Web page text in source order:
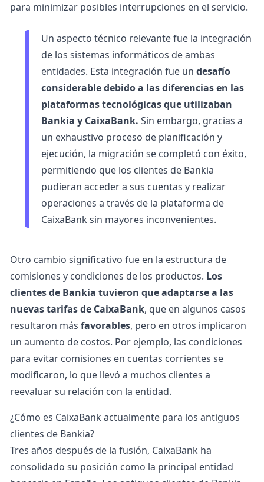
para minimizar posibles interrupciones en el servicio.
Un aspecto técnico relevante fue la integración
de los sistemas informáticos de ambas
entidades. Esta integración fue un desafío
considerable debido a las diferencias en las
plataformas tecnológicas que utilizaban
Bankia y CaixaBank. Sin embargo, gracias a
un exhaustivo proceso de planificación y
ejecución, la migración se completó con éxito,
permitiendo que los clientes de Bankia
pudieran acceder a sus cuentas y realizar
operaciones a través de la plataforma de
CaixaBank sin mayores inconvenientes.
Otro cambio significativo fue en la estructura de
comisiones y condiciones de los productos. Los
clientes de Bankia tuvieron que adaptarse a las
nuevas tarifas de CaixaBank, que en algunos casos
resultaron más favorables, pero en otros implicaron
un aumento de costos. Por ejemplo, las condiciones
para evitar comisiones en cuentas corrientes se
modificaron, lo que llevó a muchos clientes a
reevaluar su relación con la entidad.
¿Cómo es CaixaBank actualmente para los antiguos
clientes de Bankia?
Tres años después de la fusión, CaixaBank ha
consolidado su posición como la principal entidad